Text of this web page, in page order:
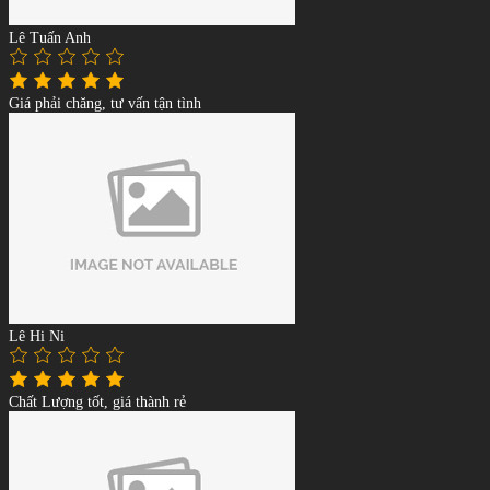
Lê Tuấn Anh
Giá phải chăng, tư vấn tận tình
Lê Hi Ni
Chất Lượng tốt, giá thành rẻ